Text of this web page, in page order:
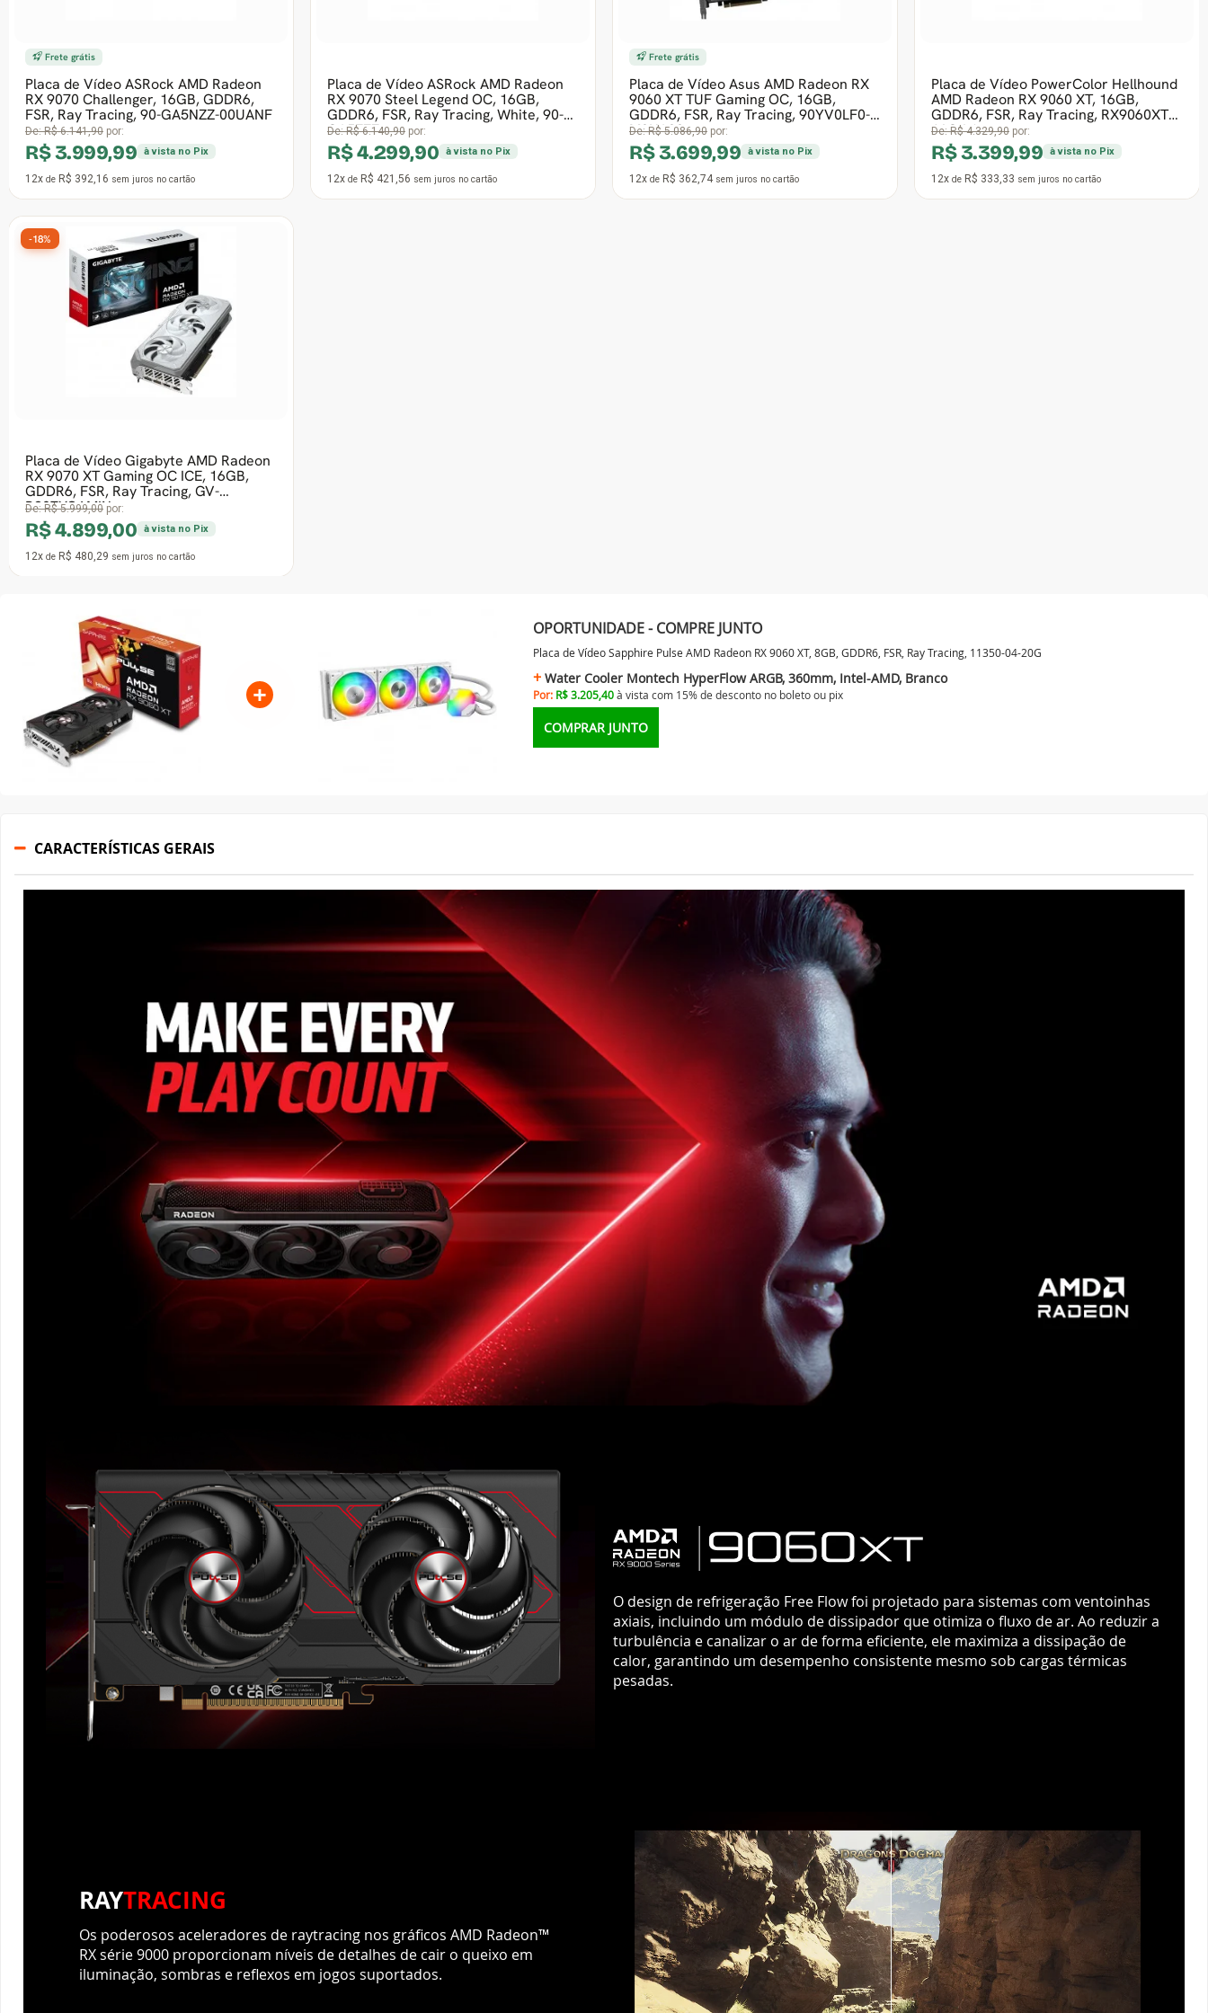
Frete grátis
Placa de Vídeo Gigabyte AMD Radeon
RX 9070 Gaming OC, 16GB, GDDR6,
FSR, Ray Tracing, GV-R9070GAMING
OC-16
De:R$ 5.606,90 por:
R$ 4.299,99 à vista no Pix
12x de R$ 421,57 sem juros no cartão
Placa de Vídeo AsRock AMD Radeon
RX 7600 Challenger Pro OC, 8GB,
GDDR6, FSR, Ray Tracing, 90-GA62ZZ-
00UAN
De:R$ 2.392,90 por:
R$ 1.739,99 à vista no Pix
12x de R$ 170,59 sem juros no cartão
Placa de Vídeo Asus AMD Radeon RX
9060 XT Prime OC, 16GB, GDDR6,
FSR, Ray Tracing, 90YV0LF1-MVNA00
De:R$ 4.702,90 por:
R$ 3.399,90 à vista no Pix
12x de R$ 333,32sem juros no cartão
Placa de Vídeo XFX Swift AMD Radeon
RX 9060 XT OC Triple Fan, 16GB,
GDDR6, FSR, Ray Tracing, RX-
96TS316B7
De:R$ 5.056,90 por:
R$ 3.399,99 à vista no Pix
12x de R$ 333,33 sem juros no cartão
Placa de Vídeo Biostar AMD Radeon
RX 580 2048SP, 8GB, GDDR5, 256 Bit,
VA5815RF82
R$ 999,90 à vista no Pix
12x de R$ 98,03sem juros no cartão
+
OPORTUNIDADE - COMPRE JUNTO
Placa de Vídeo Sapphire Pulse AMD Radeon RX 9060 XT, 8GB, GDDR6, FSR, Ray Tracing, 11350-04-20G
Water Cooler Montech HyperFlow ARGB, 360mm, Intel-AMD, Branco
Por: R$ 3.205,40à vista com 15% de desconto no boleto oupix
COMPRAR JUNTO
CARACTERÍSTICAS GERAIS
O design de refrigeração Free Flow foi projetado para sistemas com ventoinhas
axiais, incluindo um módulo de dissipador que otimiza o fluxo de ar. Ao reduzir a
turbulência e canalizar o ar de forma eficiente, ele maximiza a dissipação de
calor, garantindo um desempenho consistente mesmo sob cargas térmicas
pesadas.
RAYTRACING
Os poderosos aceleradores de raytracing nos gráficos AMD Radeon™
RX série 9000 proporcionam níveis de detalhes de cair o queixo em
iluminação, sombras e reflexos em jogos suportados.